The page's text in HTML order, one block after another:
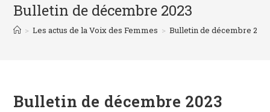
Bulletin de décembre 2023
> Les actus de la Voix des Femmes > Bulletin de décembre
Bulletin de décembre 2023